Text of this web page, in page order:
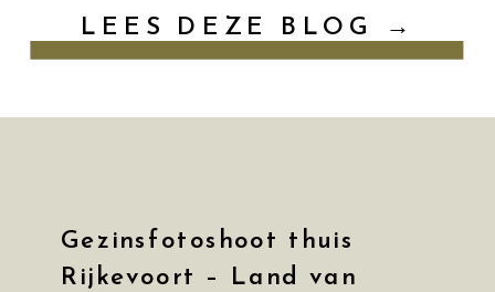
LEES DEZE BLOG →
Gezinsfotoshoot thuis
Rijkevoort – Land van